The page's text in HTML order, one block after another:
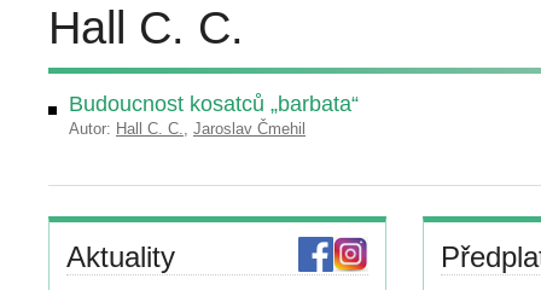
Hall C. C.
Budoucnost kosatců „barbata“
Autor: Hall C. C., Jaroslav Čmehil
Aktuality